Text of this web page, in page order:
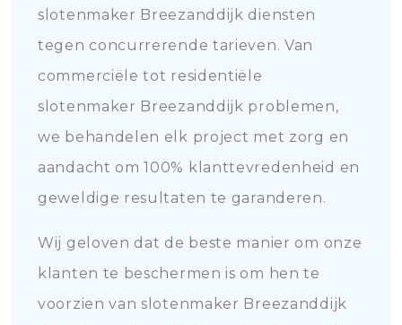
slotenmaker Breezanddijk diensten
tegen concurrerende tarieven. Van
commerciële tot residentiële
slotenmaker Breezanddijk problemen,
we behandelen elk project met zorg en
aandacht om 100% klanttevredenheid en
geweldige resultaten te garanderen.
Wij geloven dat de beste manier om onze
klanten te beschermen is om hen te
voorzien van slotenmaker Breezanddijk